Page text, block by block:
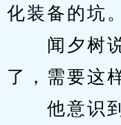
化装备的坑。
闻夕树说
了，需要这
他意识到